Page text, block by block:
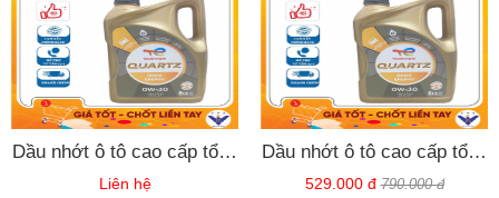
Dầu nhớt ô tô cao cấp tổng
hợp Total Quartz 9000 0W-
Liên hệ
Dầu nhớt ô tô cao cấp tổng
hợp Total Quartz 9000 0W-
529.000 đ 790.000 đ